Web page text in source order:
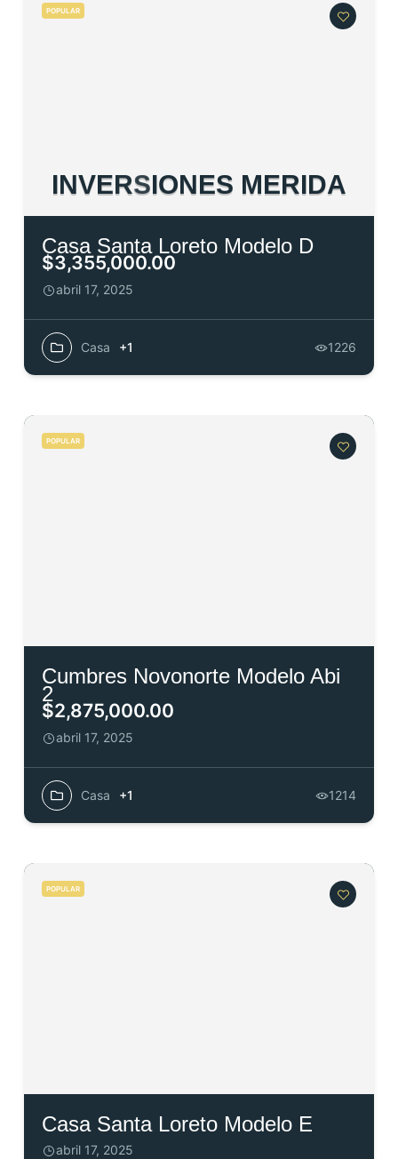
NVE RS ON ES M E R DA
POPULAR
Casa Santa Loreto Modelo D
$3,355,000.00
abril 17, 2025
Casa +1 1226
POPULAR
Cumbres Novonorte Modelo Abi
2
$2,875,000.00
abril 17, 2025
Casa +1 1214
POPULAR
Casa Santa Loreto Modelo E
abril 17, 2025